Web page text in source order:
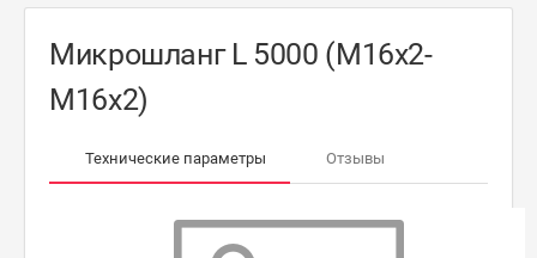
Микрошланг L 5000 (М16х2-
М16х2)
Технические параметры Отзывы